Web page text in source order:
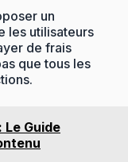
un
les utilisateurs
de frais
que tous les
Le Guide